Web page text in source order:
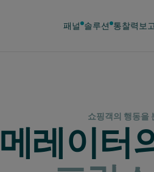
패널 솔루션 통찰력 보
쇼핑객의 행동을
레이터